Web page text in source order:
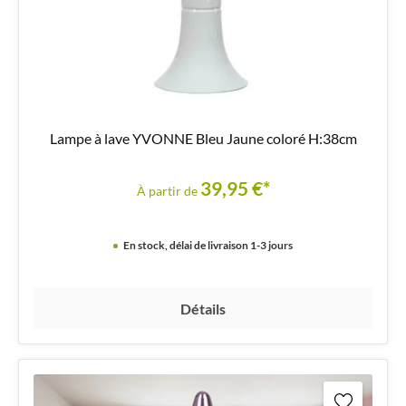
Lampe à lave YVONNE Bleu Jaune coloré H:38cm
À partir de 39,95 €*
En stock, délai de livraison 1-3 jours
Détails